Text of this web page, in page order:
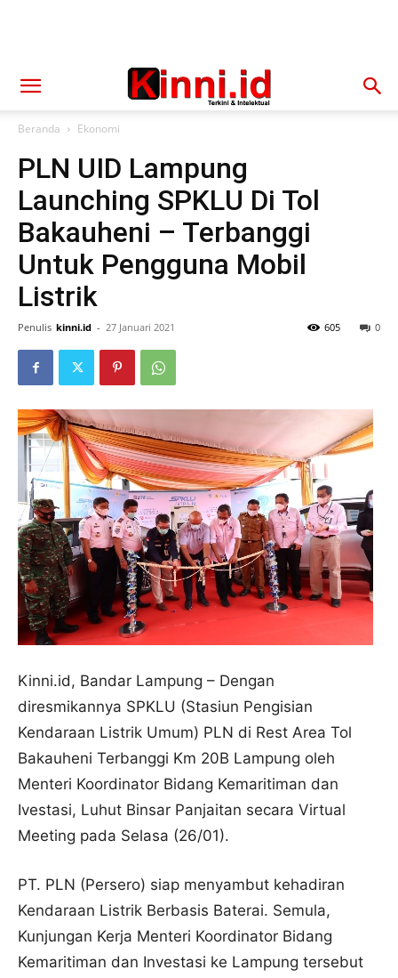
Beranda Ekonomi
PLN UID Lampung
Launching SPKLU Di Tol
Bakauheni – Terbanggi
Untuk Pengguna Mobil
Listrik
Penulis kinni.id - 27 Januari 2021 0
605
Kinni.id, Bandar Lampung – Dengan
diresmikannya SPKLU (Stasiun Pengisian
Kendaraan Listrik Umum) PLN di Rest Area Tol
Bakauheni Terbanggi Km 20B Lampung oleh
Menteri Koordinator Bidang Kemaritiman dan
Ivestasi, Luhut Binsar Panjaitan secara Virtual
Meeting pada Selasa (26/01).
PT. PLN (Persero) siap menyambut kehadiran
Kendaraan Listrik Berbasis Baterai. Semula,
Kunjungan Kerja Menteri Koordinator Bidang
Kemaritiman dan Investasi ke Lampung tersebut